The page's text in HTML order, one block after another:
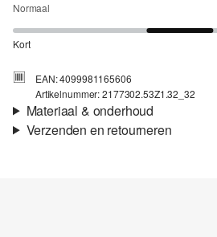
Normaal
Kort
EAN: 4099981165606
Artikelnummer: 2177302.53Z1.32_32
Materiaal & onderhoud
Verzenden en retourneren